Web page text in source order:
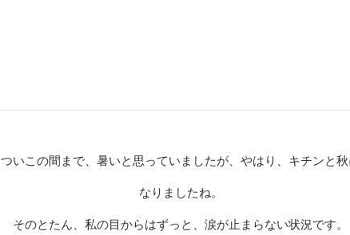
ついこの間まで、暑いと思っていましたが、やはり、キチンと秋
なりましたね。
そのとたん、私の目からはずっと、涙が止まらない状況です。